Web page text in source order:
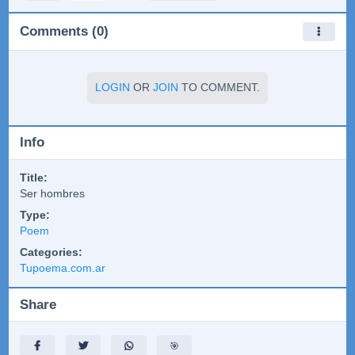
Comments (0)
LOGIN OR JOIN TO COMMENT.
Info
Title:
Ser hombres
Type:
Poem
Categories:
Tupoema.com.ar
Share
🎯